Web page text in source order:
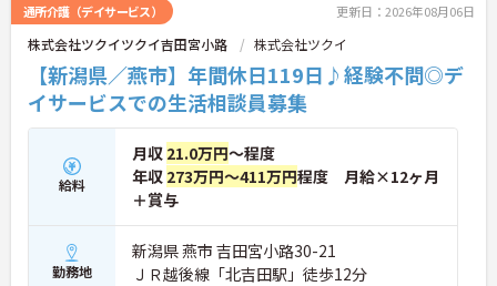
フレッシュ休暇やこども休暇など特別休暇が充実
・産休育休や産後パパ育休制度など子育て支援体制
が万全
【安心の高待遇と福利厚生】
・処遇改善手当を毎月および半期末手当として全額
還元 ・配偶者1万円や満18歳未満の子5千円の手厚
い扶養手当を支給
・結婚・出生・入学のお祝い金やヘルスチェック補
助など独自の福利厚生制度を用意
【資格を活かせるキャリアアップ環境】
・公的資格取得や自己啓発支援制度を活用しスキル
アップが可能
・管理職や他職種への転換など多彩なキャリアプラ
ンを用意
通所介護（デイサービス） 更新日：2026年08月06日
株式会社ツクイツクイ吉田宮小路 株式会社ツクイ
【新潟県／燕市】年間休日119日♪経験不問◎デ
イサービスでの生活相談員募集
給料
月収 21.0万円～程度
年収 273万円～411万円程度 月給×12ヶ月
＋賞与
勤務地
新潟県 燕市 吉田宮小路30-21
ＪＲ越後線「北吉田駅」徒歩12分